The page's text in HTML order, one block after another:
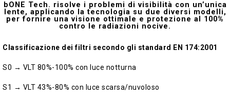
bONE Tech. risolve i problemi di visibilità con un’unica
lente, applicando la tecnologia su due diversi modelli,
per fornire una visione ottimale e protezione al 100%
contro le radiazioni nocive.
Classificazione dei filtri secondo gli standard EN 174:2001
S0 → VLT 80%-100% con luce notturna
S1 → VLT 43%-80% con luce scarsa/nuvoloso